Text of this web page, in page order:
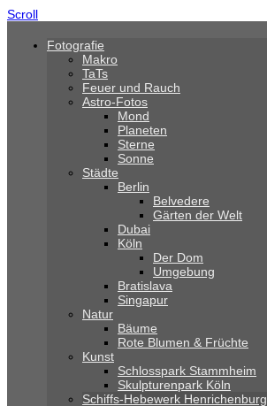
Scroll
Fotografie
Makro
TaTs
Feuer und Rauch
Astro-Fotos
Mond
Planeten
Sterne
Sonne
Städte
Berlin
Belvedere
Gärten der Welt
Dubai
Köln
Der Dom
Umgebung
Bratislava
Singapur
Natur
Bäume
Rote Blumen & Früchte
Kunst
Schlosspark Stammheim
Skulpturenpark Köln
Schiffs-Hebewerk Henrichenburg